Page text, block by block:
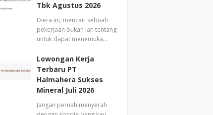
Tbk Agustus 2026
Diera ini, mencari sebuah
pekerjaan bukan lah tentang
untuk dapat menemuka…
Lowongan Kerja
Terbaru PT
Halmahera Sukses
Mineral Juli 2026
Jangan pernah menyerah